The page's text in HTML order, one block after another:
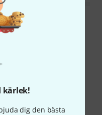
kärlek!
dig den bästa
02.12.2019